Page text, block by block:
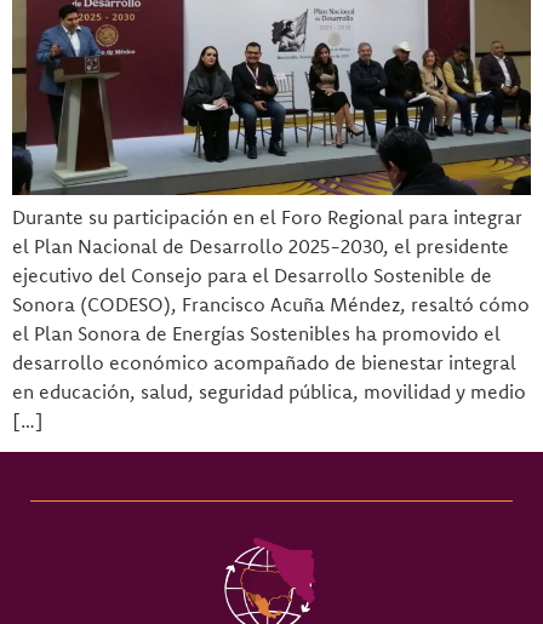
Durante su participación en el Foro Regional para integrar
el Plan Nacional de Desarrollo 2025-2030, el presidente
ejecutivo del Consejo para el Desarrollo Sostenible de
Sonora (CODESO), Francisco Acuña Méndez, resaltó cómo
el Plan Sonora de Energías Sostenibles ha promovido el
desarrollo económico acompañado de bienestar integral
en educación, salud, seguridad pública, movilidad y medio
[…]